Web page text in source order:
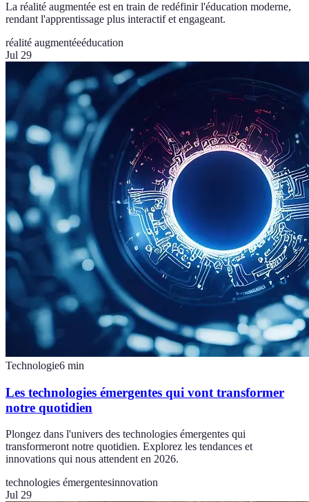
La réalité augmentée est en train de redéfinir l'éducation moderne,
rendant l'apprentissage plus interactif et engageant.
réalité augmentéeéducation
Jul 29
Technologie6 min
Les technologies émergentes qui vont transformer
notre quotidien
Plongez dans l'univers des technologies émergentes qui
transformeront notre quotidien. Explorez les tendances et
innovations qui nous attendent en 2026.
technologies émergentesinnovation
Jul 29